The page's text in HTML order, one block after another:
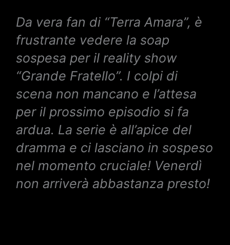
Da vera fan di “Terra Amara”, è
frustrante vedere la soap
sospesa per il reality show
“Grande Fratello”. I colpi di
scena non mancano e l’attesa
per il prossimo episodio si fa
ardua. La serie è all’apice del
dramma e ci lasciano in sospeso
nel momento cruciale! Venerdì
non arriverà abbastanza presto!